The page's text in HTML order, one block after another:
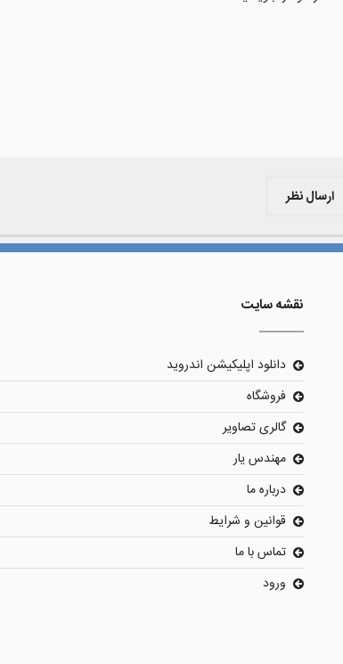
ارسال نظر
نقشه سایت
دانلود اپلیکیشن اندروید
فروشگاه
گالری تصاویر
مهندس یار
درباره ما
قوانین و شرایط
تماس با ما
ورود